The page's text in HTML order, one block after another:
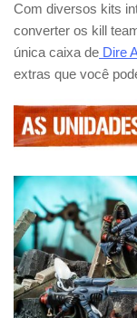
Com diversos kits
converter os kill
única caixa de Dire
extras que você